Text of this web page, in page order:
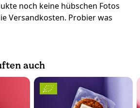
noch keine hübschen Fotos
Versandkosten. Probier was
auch